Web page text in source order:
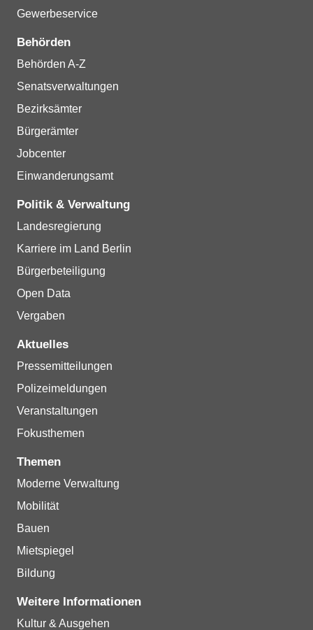
Gewerbeservice
Behörden
Behörden A-Z
Senatsverwaltungen
Bezirksämter
Bürgerämter
Jobcenter
Einwanderungsamt
Politik & Verwaltung
Landesregierung
Karriere im Land Berlin
Bürgerbeteiligung
Open Data
Vergaben
Aktuelles
Pressemitteilungen
Polizeimeldungen
Veranstaltungen
Fokusthemen
Themen
Moderne Verwaltung
Mobilität
Bauen
Mietspiegel
Bildung
Weitere Informationen
Kultur & Ausgehen